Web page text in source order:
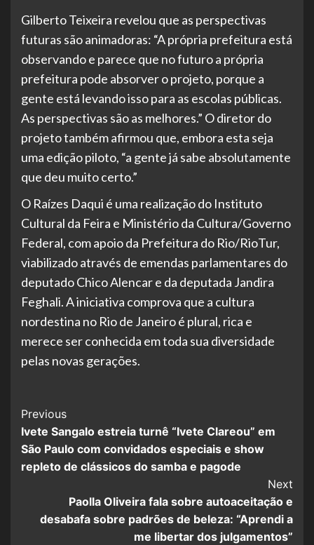
Gilberto Teixeira revelou que as perspectivas
futuras são animadoras: “A própria prefeitura está
observando e parece que no futuro a própria
prefeitura pode absorver o projeto, porque a
gente está levando isso para as escolas públicas.
As perspectivas são as melhores.” O diretor do
projeto também afirmou que, embora esta seja
uma edição piloto, “a gente já sabe absolutamente
que deu muito certo.”
O Raízes Daqui é uma realização do Instituto
Cultural da Feira e Ministério da Cultura/Governo
Federal, com apoio da Prefeitura do Rio/RioTur,
viabilizado através de emendas parlamentares do
deputado Chico Alencar e da deputada Jandira
Feghali. A iniciativa comprova que a cultura
nordestina no Rio de Janeiro é plural, rica e
merece ser conhecida em toda sua diversidade
pelas novas gerações.
Post
Navigation
Previous
Ivete Sangalo estreia turnê “Ivete Clareou” em
São Paulo com convidados especiais e show
repleto de clássicos do samba e pagode
Next
Paolla Oliveira fala sobre autoaceitação e
desabafa sobre padrões de beleza: “Aprendi a
me libertar dos julgamentos”